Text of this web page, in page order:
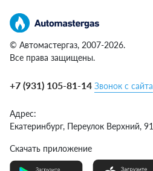
© Автомастергаз, 2007-2026.
Все права защищены.
+7 (931) 105-81-14 Звонок с сайта
Адрес:
Екатеринбург, Переулок Верхний, 91
Скачать приложение